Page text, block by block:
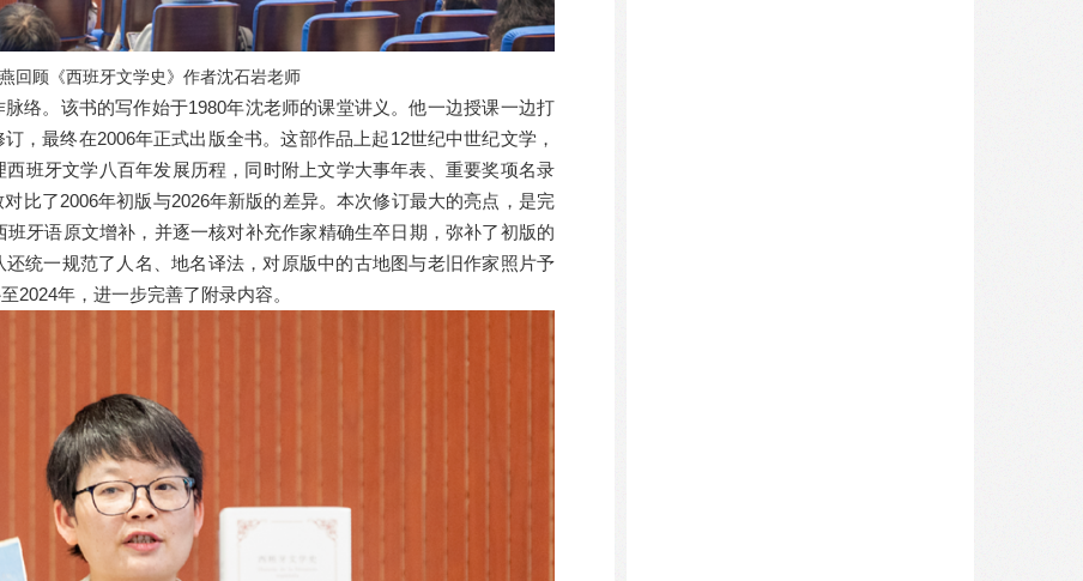
回顾《西班牙文学史》作者沈石岩老师
络。该书的写作始于1980年沈老师的课堂讲义。他一边授课一边打
，最终在2006年正式出版全书。这部作品上起12世纪中世纪文学，
班牙文学八百年发展历程，同时附上文学大事年表、重要奖项名录
比了2006年初版与2026年新版的差异。本次修订最大的亮点，是完
牙语原文增补，并逐一核对补充作家精确生卒日期，弥补了初版的
统一规范了人名、地名译法，对原版中的古地图与老旧作家照片予
2024年，进一步完善了附录内容。